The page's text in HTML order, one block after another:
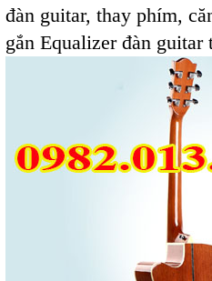
đàn guitar, thay phím,
gắn Equalizer đàn